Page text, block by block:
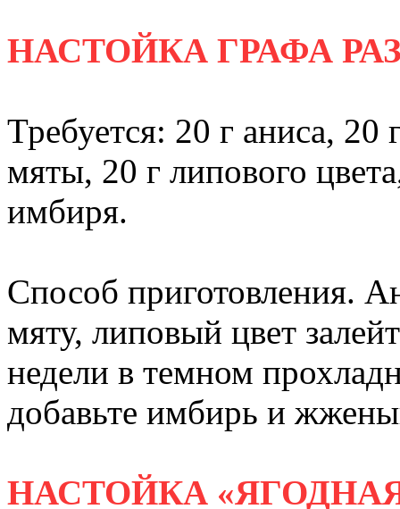
НАСТОЙКА ГРАФА
Требуется: 20 г аниса,
мяты, 20 г липового
имбиря.
Способ приготовления.
мяту, липовый цвет
недели в темном
добавьте имбирь и
НАСТОЙКА